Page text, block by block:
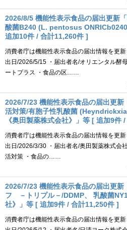
2026/8/5 機能性表示食品の届出更新
酸菌B240 (L. pentosus
追加10件 / 合計11,260件 ]
消費者庁は機能性表示食品の届出情報を更
出日/2026/5/15 ・届出者名/オリエンタル酵
ートプラス ・食品の区……
2026/7/23 機能性表示食品の届出更
活対策/有胞子性乳酸菌
《奥田製薬株式会社》」等 [ 追加9件
消費者庁は機能性表示食品の届出情報を更
出日/2026/3/30 ・届出者名/奥田製薬株式会
活対策 ・食品の……
2026/7/23 機能性表示食品の届出更新
フ －トリプル－/DDMP、 乳酸菌
社》」等 [ 追加9件 / 合計11,250件 ]
消費者庁は機能性表示食品の届出情報を更